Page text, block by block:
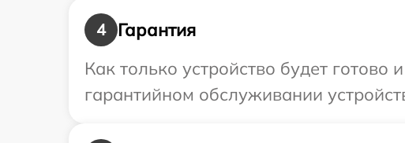
4
Гарантия
Как только устройство будет
гарантийном обслуживании